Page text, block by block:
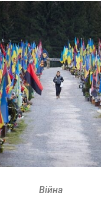
Війна